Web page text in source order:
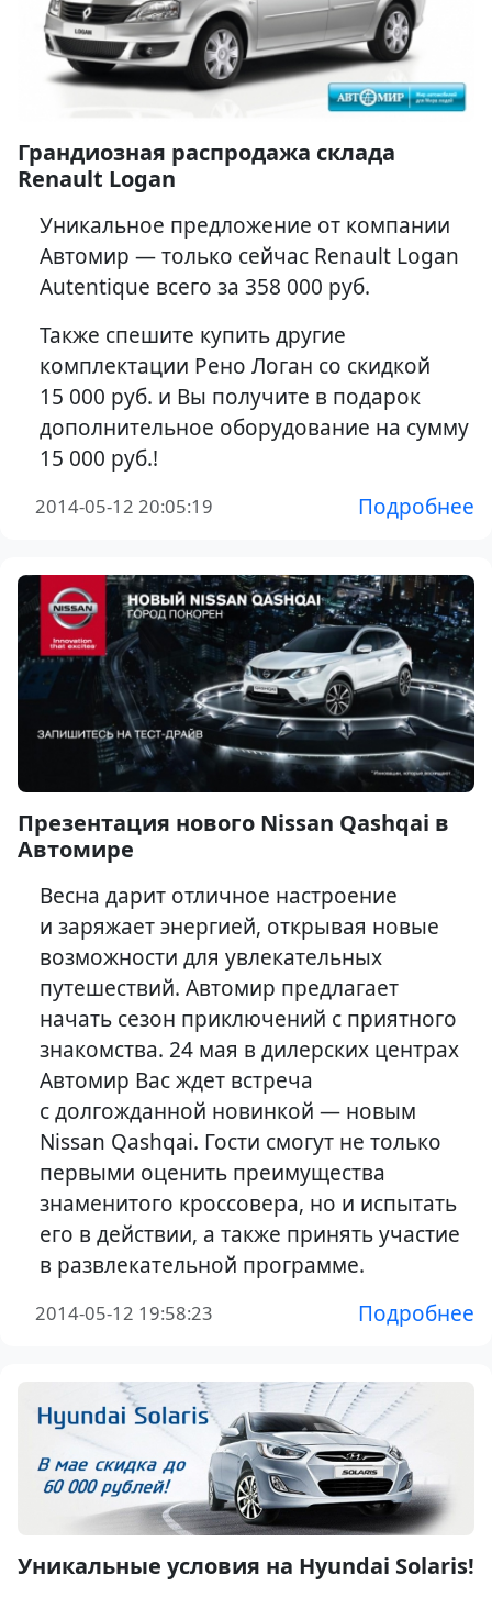
Грандиозная распродажа склада
Renault Logan
Уникальное предложение от компании
Автомир — только сейчас Renault Logan
Autentique всего за 358 000 руб.
Также спешите купить другие
комплектации Рено Логан со скидкой
15 000 руб. и Вы получите в подарок
дополнительное оборудование на сумму
15 000 руб.!
2014-05-12 20:05:19 Подробнее
Презентация нового Nissan Qashqai в
Автомире
Весна дарит отличное настроение
и заряжает энергией, открывая новые
возможности для увлекательных
путешествий. Автомир предлагает
начать сезон приключений с приятного
знакомства. 24 мая в дилерских центрах
Автомир Вас ждет встреча
с долгожданной новинкой — новым
Nissan Qashqai. Гости смогут не только
первыми оценить преимущества
знаменитого кроссовера, но и испытать
его в действии, а также принять участие
в развлекательной программе.
2014-05-12 19:58:23 Подробнее
Уникальные условия на Hyundai Solaris!